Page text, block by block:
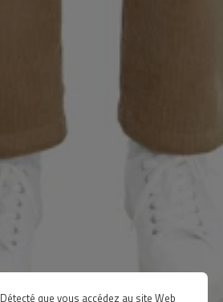
Détecté que vous accédez au site Web